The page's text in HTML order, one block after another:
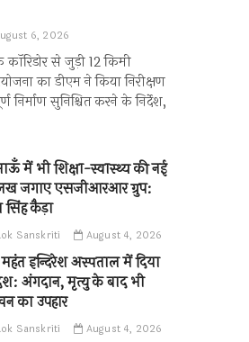
6, 2026
कॉरिडोर से जुड़ी 12 किमी
का डीएम ने किया निरीक्षण
निर्माण सुनिश्चित करने के निर्देश,
में भी शिक्षा-स्वास्थ्य की नई
जगाए एसजीआरआर ग्रुप:
सिंह कैड़ा
Sanskriti August 4, 2026
महंत इन्दिरेश अस्पताल में दिया
अंगदान, मृत्यु के बाद भी
का उपहार
Sanskriti August 4, 2026